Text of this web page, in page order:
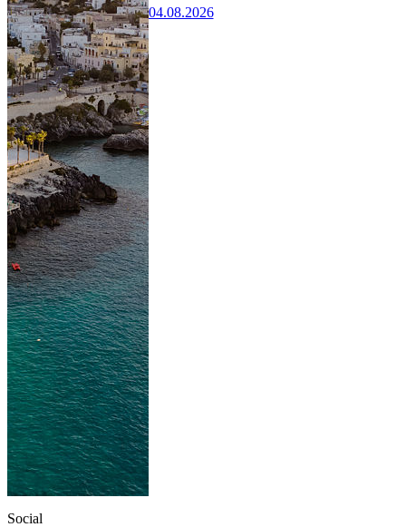
04.08.2026
Social